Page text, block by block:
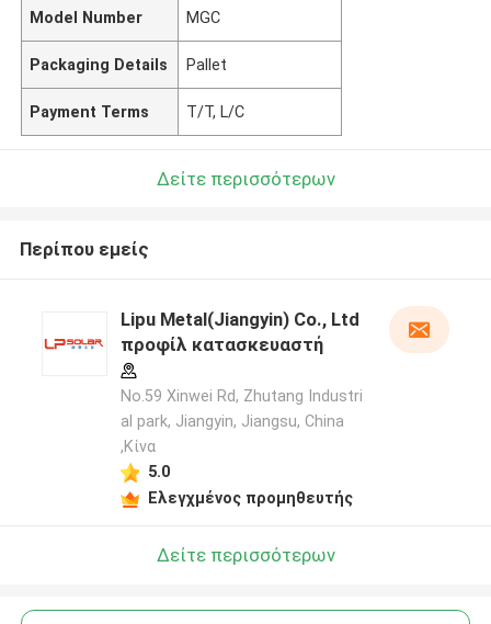
Model Number MGC
Packaging Details Pallet
Payment Terms T/T, L/C
Δείτε περισσότερων
Περίπου εμείς
Lipu Metal(Jiangyin) Co., Ltd
προφίλ κατασκευαστή
No.59 Xinwei Rd, Zhutang Industri
al park, Jiangyin, Jiangsu, China
,Κίνα
5.0
Ελεγχμένος προμηθευτής
Δείτε περισσότερων